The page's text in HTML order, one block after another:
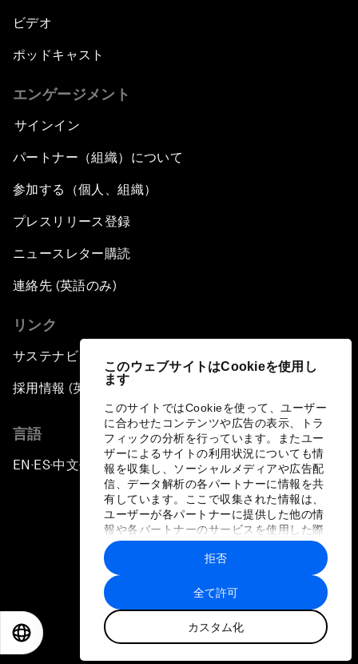
このウェブサイトはCookieを使用し
ます
このサイトではCookieを使って、ユーザー
に合わせたコンテンツや広告の表示、トラ
フィックの分析を行っています。またユー
ザーによるサイトの利用状況についても情
報を収集し、ソーシャルメディアや広告配
信、データ解析の各パートナーに情報を共
有しています。ここで収集された情報は、
ユーザーが各パートナーに提供した他の情
報や各パートナーのサービスを使用した際
に収集された情報と組み合わされ、各パー
トナーによって使用されることがありま
す。
全て許可
カスタム化
拒否
Religion: A Pretext for Conflict?
The End of Blindness
The Geo-Economics of Energy
Forum Debate: Leadership in Crisis
Global Health Security
The Future of Ukraine
Turkey's Vision for the G20
The End of Antibiotics
Achieving Africa’s Growth Agenda
Forum Debate: Global Financial Stability
The Latin America Context
Welcoming Remarks and Special Address
The Global Impact of China’s Economic
ビデオ
ポッドキャスト
エンゲージメント
サインイン
パートナー（組織）について
参加する（個人、組織）
プレスリリース登録
ニュースレター購読
連絡先 (英語のみ)
リンク
サステナビリティへの取り組み
採用情報 (英語のみ)
言語
EN ▪ES▪中文▪ 日本語
プライバシーポリシーと利用規約
サイトマップ
©
世界経済フォーラム